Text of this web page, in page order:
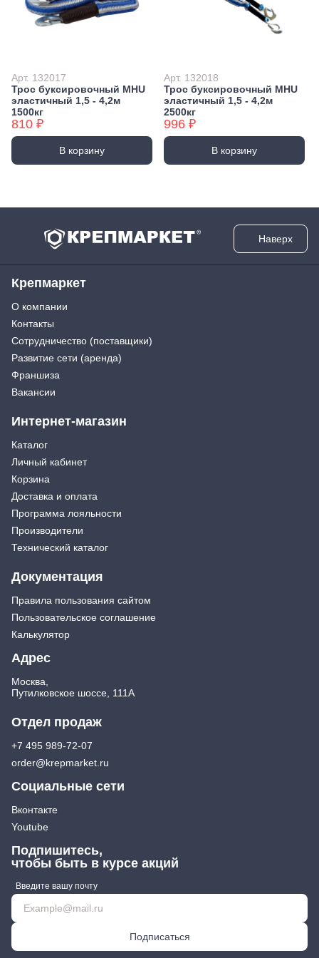
Арт. 132017
Трос буксировочный MHU
эластичный 1,5 - 4,2м
1500кг
810 ₽
В корзину
Арт. 132018
Трос буксировочный MHU
эластичный 1,5 - 4,2м
2500кг
996 ₽
В корзину
Наверх
Крепмаркет
О компании
Контакты
Сотрудничество (поставщики)
Развитие сети (аренда)
Франшиза
Вакансии
Интернет-магазин
Каталог
Личный кабинет
Корзина
Доставка и оплата
Программа лояльности
Производители
Технический каталог
Документация
Правила пользования сайтом
Пользовательское соглашение
Калькулятор
Адрес
Москва,
Путилковское шоссе, 111А
Отдел продаж
+7 495 989-72-07
order@krepmarket.ru
Социальные сети
Вконтакте
Youtube
Подпишитесь,
чтобы быть в курсе акций
Введите вашу почту
Подписаться